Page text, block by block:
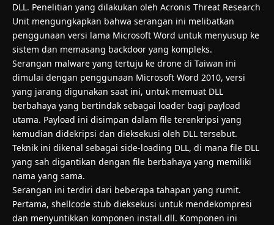
DLL. Penelitian yang dilakukan oleh Acronis Threat Research
Unit mengungkapkan bahwa serangan ini melibatkan
penggunaan versi lama Microsoft Word untuk menyusup ke
sistem dan memasang backdoor yang kompleks.
Serangan malware yang tertuju ke drone di Taiwan ini
dimulai dengan penggunaan Microsoft Word 2010, versi
yang jarang digunakan saat ini, untuk memuat DLL
berbahaya yang bertindak sebagai loader bagi payload
utama. Payload ini disimpan dalam file terenkripsi yang
kemudian didekripsi dan dieksekusi oleh DLL tersebut.
Teknik ini dikenal sebagai side-loading DLL, di mana file DLL
yang sah digantikan dengan file berbahaya yang memiliki
nama yang sama.
Serangan ini terdiri dari beberapa tahapan yang rumit.
Pertama, shellcode stub dieksekusi untuk mendekompresi
dan menyuntikkan komponen install.dll. Komponen ini